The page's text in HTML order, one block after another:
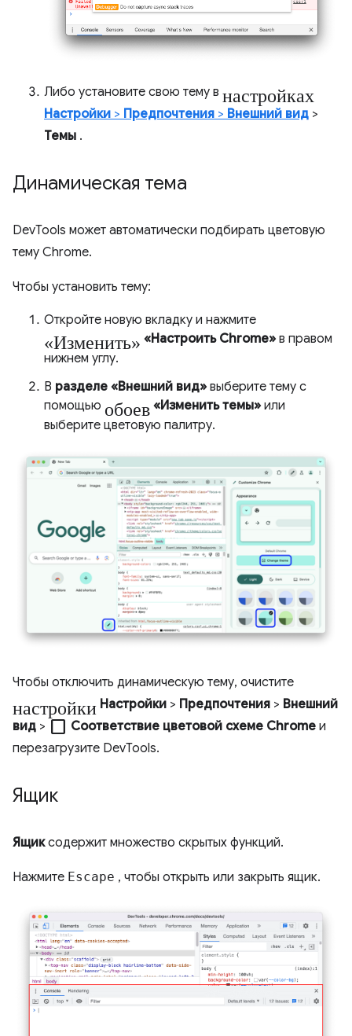
Либо установите свою тему в настройках
Настройки > Предпочтения > Внешний вид >
Темы .
Динамическая тема
DevTools может автоматически подбирать цветовую
тему Chrome.
Чтобы установить тему:
Откройте новую вкладку и нажмите
«Изменить» «Настроить Chrome» в правом
нижнем углу.
В разделе «Внешний вид» выберите тему с
помощью обоев «Изменить темы» или
выберите цветовую палитру.
Чтобы отключить динамическую тему, очистите
настройки Настройки > Предпочтения > Внешний
вид > check_box_outline_blank Соответствие цветовой схеме Chrome и
перезагрузите DevTools.
Ящик
Ящиксодержит множество скрытых функций.
Нажмите Escape , чтобы открыть или закрыть ящик.